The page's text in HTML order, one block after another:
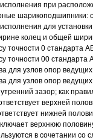
при
шарикоподшипники:
для
колец и общей
точности 0
точности 00
для узлов опор
для узлов опор
зазор; как
верхней
нижней
верхнюю
в сочетании